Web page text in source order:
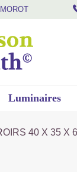
Luminaires
40 X 35 X